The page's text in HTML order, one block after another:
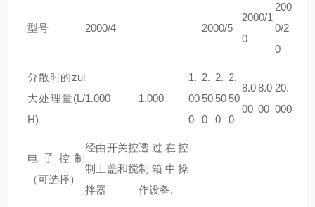
型号 2000/4 2000/5
2000/1
0
200
0/2
0
分散时的zui
大处理量(L/
H)
1.000 1.000
1.
00
0
2.
50
0
2.
50
0
2.
50
0
8.0
00
8.0
00
20.
000
电子控制
（可选择）
经由开关控
制上盖和搅
拌器
透过在控
制箱中操
作设备.